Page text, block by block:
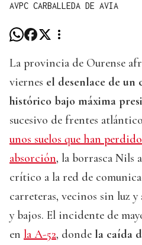
AVPC CARBALLEDA DE AVIA
La provincia de Ourense
viernes el desenlace de
histórico bajo máxima
sucesivo de frentes
unos suelos que han
absorción, la borrasca Nils
crítico a la red de
carreteras, vecinos sin luz y
y bajos. El incidente de
en la A-52, donde la caída